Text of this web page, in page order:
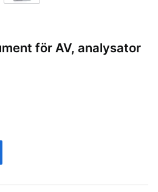
för AV, analysator